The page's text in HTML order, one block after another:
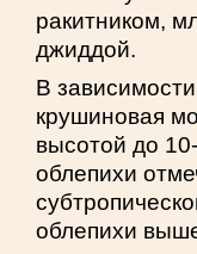
ракитником,
джиддой.
В
крушиновая
высотой до
облепихи
облепихи